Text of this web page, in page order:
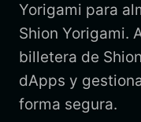
Yorigami para
Shion Yorigami.
billetera de
dApps y
forma segura.